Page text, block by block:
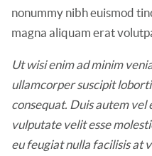
nonummy nibh euismod
magna aliquam erat
Ut wisi enim ad minim
ullamcorper suscipit
consequat. Duis autem
vulputate velit esse
eu feugiat nulla facilisis at